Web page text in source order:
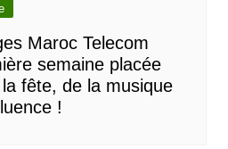
Maroc Telecom
semaine placée
fête, de la musique
!